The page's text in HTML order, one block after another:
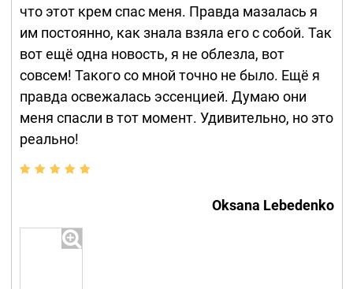
что этот крем спас меня. Правда мазалась я
им постоянно, как знала взяла его с собой. Так
вот ещё одна новость, я не облезла, вот
совсем! Такого со мной точно не было. Ещё я
правда освежалась эссенцией. Думаю они
меня спасли в тот момент. Удивительно, но это
реально!
Oksana Lebedenko